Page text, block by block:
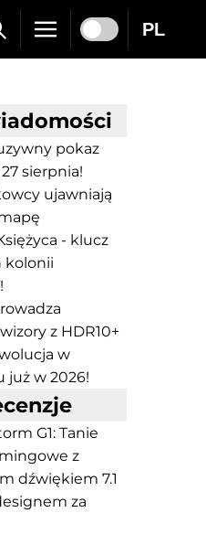
PL
pokaz
sierpnia!
ujawniają
- klucz
kolonii
z HDR10+
w
już w 2026!
G1: Tanie
z
dźwiękiem 7.1
za